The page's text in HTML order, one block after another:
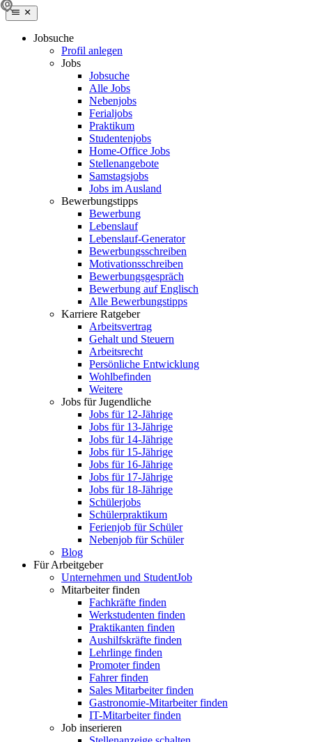
Jobsuche
Profil anlegen
Jobs
Jobsuche
Alle Jobs
Nebenjobs
Ferialjobs
Praktikum
Studentenjobs
Home-Office Jobs
Stellenangebote
Samstagsjobs
Jobs im Ausland
Bewerbungstipps
Bewerbung
Lebenslauf
Lebenslauf-Generator
Bewerbungsschreiben
Motivationsschreiben
Bewerbungsgespräch
Bewerbung auf Englisch
Alle Bewerbungstipps
Karriere Ratgeber
Arbeitsvertrag
Gehalt und Steuern
Arbeitsrecht
Persönliche Entwicklung
Wohlbefinden
Weitere
Jobs für Jugendliche
Jobs für 12-Jährige
Jobs für 13-Jährige
Jobs für 14-Jährige
Jobs für 15-Jährige
Jobs für 16-Jährige
Jobs für 17-Jährige
Jobs für 18-Jährige
Schülerjobs
Schülerpraktikum
Ferienjob für Schüler
Nebenjob für Schüler
Blog
Für Arbeitgeber
Unternehmen und StudentJob
Mitarbeiter finden
Fachkräfte finden
Werkstudenten finden
Praktikanten finden
Aushilfskräfte finden
Lehrlinge finden
Promoter finden
Fahrer finden
Sales Mitarbeiter finden
Gastronomie-Mitarbeiter finden
IT-Mitarbeiter finden
Job inserieren